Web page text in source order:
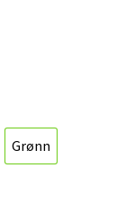
Grønn
Grønn